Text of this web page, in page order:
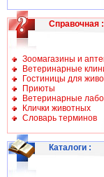
Справочная :
Зоомагазины и
Ветеринарные
Гостиницы для
Приюты
Ветеринарные
Клички животных
Словарь терминов
Каталоги :